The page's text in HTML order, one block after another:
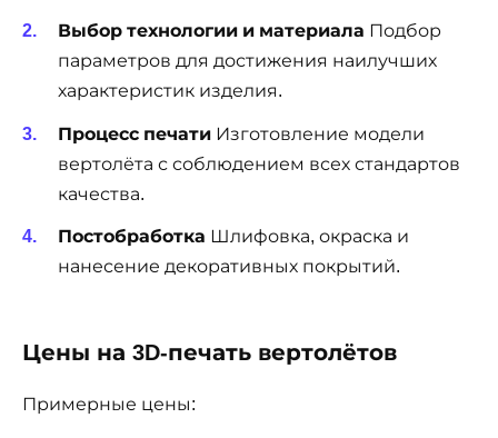
Выбор технологии и материала Подбор
параметров для достижения наилучших
характеристик изделия.
Процесс печати Изготовление модели
вертолёта с соблюдением всех стандартов
качества.
Постобработка Шлифовка, окраска и
нанесение декоративных покрытий.
Цены на 3D-печать вертолётов
Примерные цены: